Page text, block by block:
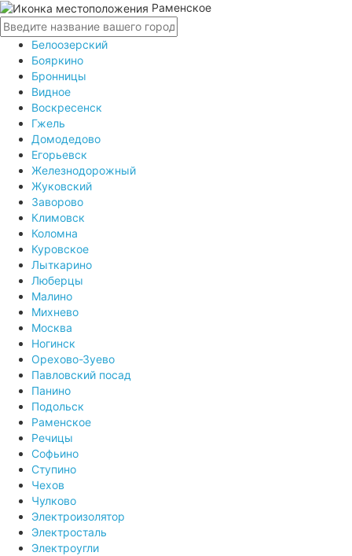
Раменское
Белоозерский
Бояркино
Бронницы
Видное
Воскресенск
Гжель
Домодедово
Егорьевск
Железнодорожный
Жуковский
Заворово
Климовск
Коломна
Куровское
Лыткарино
Люберцы
Малино
Михнево
Москва
Ногинск
Орехово-Зуево
Павловский посад
Панино
Подольск
Раменское
Речицы
Софьино
Ступино
Чехов
Чулково
Электроизолятор
Электросталь
Электроугли